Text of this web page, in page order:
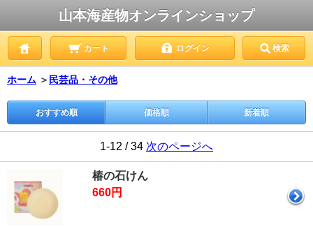
山本海産物オンラインショップ
カート ログイン 検索
ホーム ＞ 民芸品・その他
おすすめ順 価格順 新着順
1-12 / 34 次のページへ
椿の石けん
660円